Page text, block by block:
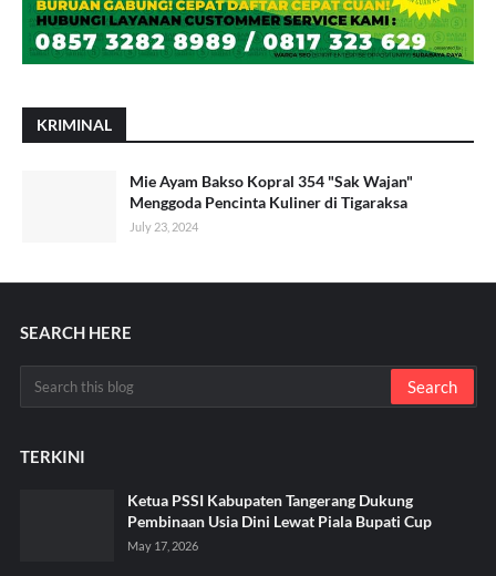
KRIMINAL
Mie Ayam Bakso Kopral 354 "Sak Wajan"
Menggoda Pencinta Kuliner di Tigaraksa
July 23, 2024
SEARCH HERE
TERKINI
Ketua PSSI Kabupaten Tangerang Dukung
Pembinaan Usia Dini Lewat Piala Bupati Cup
May 17, 2026